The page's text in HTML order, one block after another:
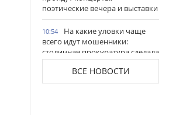
поэтические вечера и выставки
10:54
На какие уловки чаще
всего идут мошенники:
столичная прокуратура сделала
важное предупреждение
гражданамВСЕ НОВОСТИ